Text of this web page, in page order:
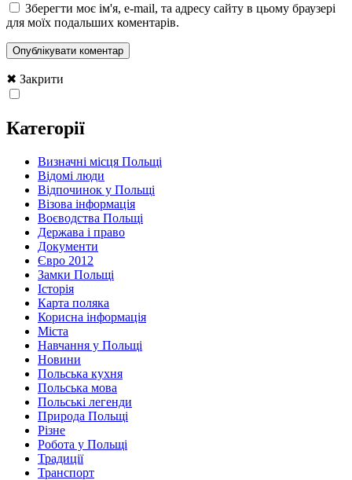
Зберегти моє ім'я, e-mail, та адресу сайту в цьому браузері
для моїх подальших коментарів.
✖ Закрити
Категорії
Визначні місця Польщі
Відомі люди
Відпочинок у Польщі
Візова інформація
Воєводства Польщі
Держава і право
Документи
Євро 2012
Замки Польщі
Історія
Карта поляка
Корисна інформація
Міста
Навчання у Польщі
Новини
Польська кухня
Польська мова
Польські легенди
Природа Польщі
Різне
Робота у Польщі
Традиції
Транспорт